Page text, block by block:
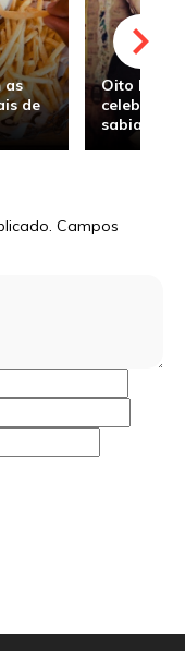
as
de
Oito
sabia
Campos